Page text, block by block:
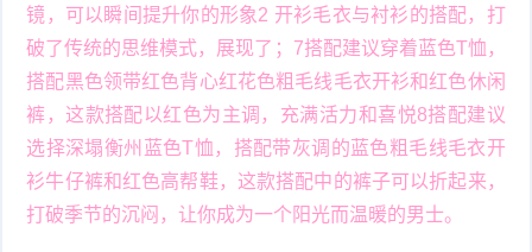
镜，可以瞬间提升你的形象2 开衫毛衣与衬衫的搭配，打
破了传统的思维模式，展现了；7搭配建议穿着蓝色T恤，
搭配黑色领带红色背心红花色粗毛线毛衣开衫和红色休闲
裤，这款搭配以红色为主调，充满活力和喜悦8搭配建议
选择深塌衡州蓝色T恤，搭配带灰调的蓝色粗毛线毛衣开
衫牛仔裤和红色高帮鞋，这款搭配中的裤子可以折起来，
打破季节的沉闷，让你成为一个阳光而温暖的男士。